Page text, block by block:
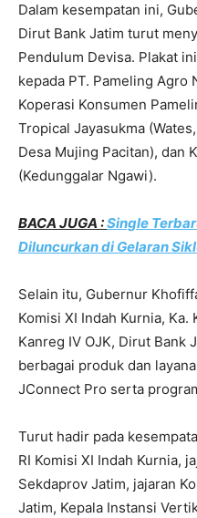
Dalam kesempatan ini,
Dirut Bank Jatim turut
Pendulum Devisa. Plakat
kepada PT. Pameling Agro
Koperasi Konsumen
Tropical Jayasukma
Desa Mujing Pacitan), dan
(Kedunggalar Ngawi).
BACA JUGA :Single
Diluncurkan di Gelaran
Selain itu, Gubernur
Komisi XI Indah Kurnia, Ka.
Kanreg IV OJK, Dirut Bank
berbagai produk dan
JConnect Pro serta
Turut hadir pada
RI Komisi XI Indah Kurnia,
Sekdaprov Jatim, jajaran
Jatim, Kepala Instansi